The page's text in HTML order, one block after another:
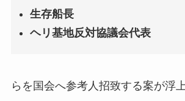
生存船長
ヘリ基地反対協議会代表
らを国会へ参考人招致する案が浮上